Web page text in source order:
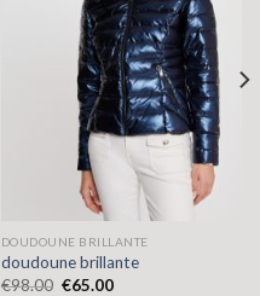
DOUDOUNE BRILLANTE
doudoune brillante
€98.00 €65.00